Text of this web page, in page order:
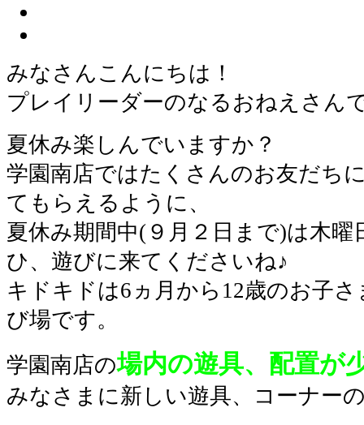
みなさんこんにちは！
プレイリーダーのなるおねえさん
夏休み楽しんでいますか？
学園南店ではたくさんのお友だち
てもらえるように、
夏休み期間中(９月２日まで)は木
ひ、遊びに来てくださいね♪
キドキドは6ヵ月から12歳のお子
び場です。
学園南店の場内の遊具、配置が
みなさまに新しい遊具、コーナー